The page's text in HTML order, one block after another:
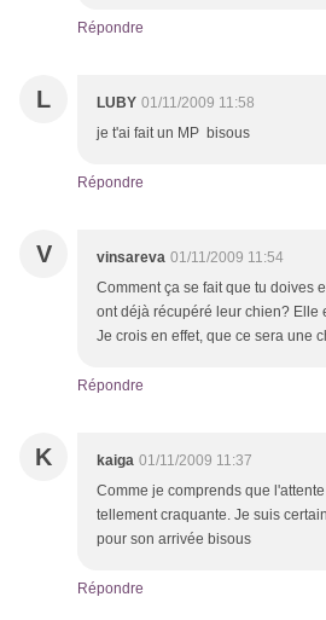
Répondre
L LUBY 01/11/2009 11:58
je t'ai fait un MP bisous
Répondre
V vinsareva 01/11/2009 11:54
Comment ça se fait que tu doives
ont déjà récupéré leur chien? Elle
Je crois en effet, que ce sera une
Répondre
K kaiga 01/11/2009 11:37
Comme je comprends que
tellement craquante. Je suis
pour son arrivée bisous
Répondre